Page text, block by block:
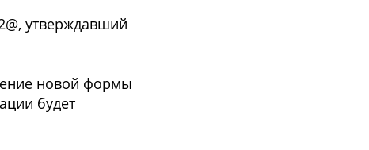
утверждавший
новой формы
будет